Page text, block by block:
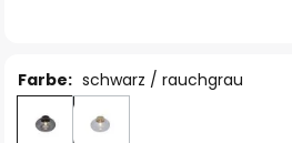
Farbe: schwarz / rauchgrau